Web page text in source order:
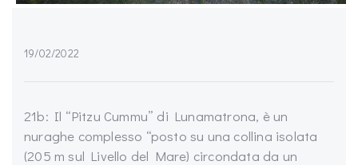
19/02/2022
21b: Il “Pitzu Cummu” di Lunamatrona, è un
nuraghe complesso “posto su una collina isolata
(205 m sul Livello del Mare) circondata da un